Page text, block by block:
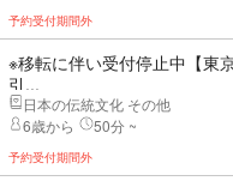
予約受付期間外
※移転に伴い受付停止中【東
引...
日本の伝統文化 その他
6歳から
50分 ~
予約受付期間外